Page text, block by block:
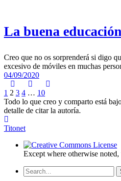
La buena
Creo que no os sorprenderá si digo
excesivo de móviles en muchas
04/09/2020
1 2 3 4 … 10
Todo lo que creo y comparto está
detalle de citar la autoría.
Titonet
Except where otherwise